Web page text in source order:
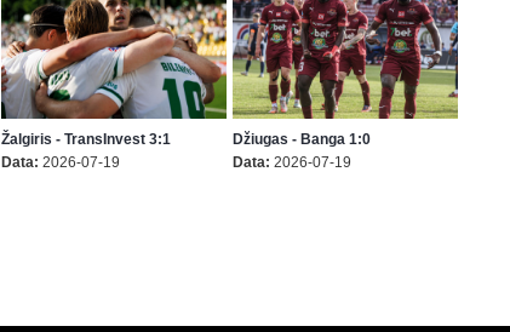
Žalgiris - TransInvest 3:1
Data: 2026-07-19
Džiugas - Banga 1:0
Data: 2026-07-19